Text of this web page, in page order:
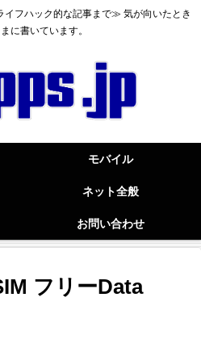
フハック的な記事まで≫ 気が向いたとき
に書いています。
モバイル
ネット全般
お問い合わせ
フリーData